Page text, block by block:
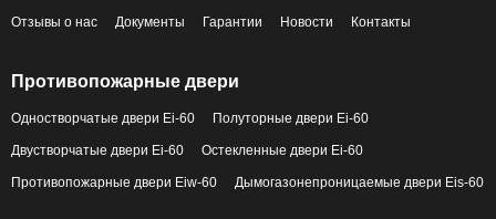
Отзывы о нас Документы Гарантии Новости Контакты
Противопожарные двери
Одностворчатые двери Ei-60 Полуторные двери Ei-60
Двустворчатые двери Ei-60 Остекленные двери Ei-60
Противопожарные двери Eiw-60 Дымогазонепроницаемые двери Eis-60